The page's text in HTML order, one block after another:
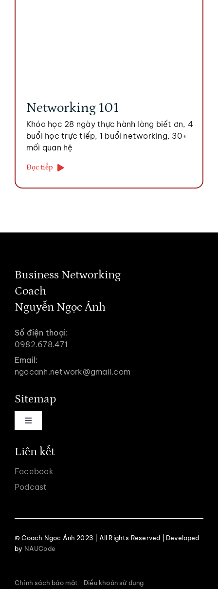
Networking 101
Khóa học 28 ngày thực hành lòng biết ơn, 4
buổi học trực tiếp, 1 buổi networking, 30+
mối quan hệ
Đọc tiếp
Business Networking
Coach
Nguyễn Ngọc Ánh
Số điện thoại:
0982.678.471
Email:
ngocanh.network@gmail.com
Sitemap
Toggle
Trang chủ
Podcast
Liên kết
Facebook
Podcast
© Coach Ngọc Ánh 2023 | All Rights Reserved | Developed
by NAUCode
Chính sách bảo mật .Điều khoản sử dụng